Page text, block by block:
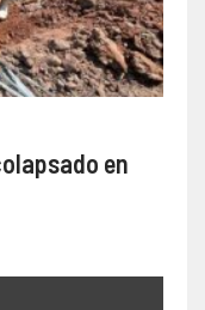
en